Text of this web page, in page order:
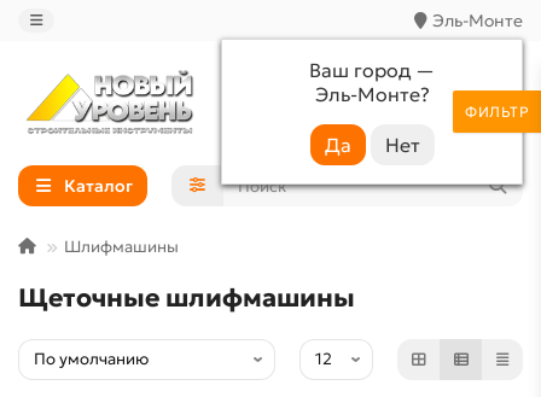
ФИЛЬТР
Эль-Монте
Ваш город —
Эль-Монте?
+7 (988) 233-44-52
Каталог
Шлифмашины
Щеточные шлифмашины